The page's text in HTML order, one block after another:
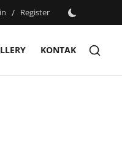
/ Register
KONTAK